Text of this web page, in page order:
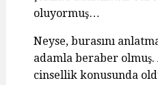
oluyormuş…
Neyse, burasını
adamla beraber
cinsellik konusunda